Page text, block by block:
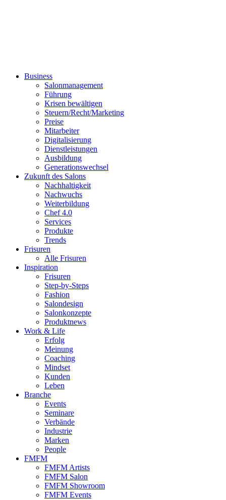
Business
Salonmanagement
Führung
Krisen bewältigen
Steuern/Recht/Marketing
Preise
Mitarbeiter
Digitalisierung
Dienstleistungen
Ausbildung
Generationswechsel
Zukunft des Salons
Nachhaltigkeit
Nachwuchs
Weiterbildung
Chef 4.0
Services
Produkte
Trends
Frisuren
Alle Frisuren
Inspiration
Frisuren
Step-by-Steps
Fashion
Salondesign
Salonkonzepte
Produktnews
Work & Life
Erfolg
Meinung
Coaching
Mindset
Kunden
Leben
Branche
Events
Seminare
Verbände
Industrie
Marken
People
FMFM
FMFM Artists
FMFM Salon
FMFM Showroom
FMFM Events